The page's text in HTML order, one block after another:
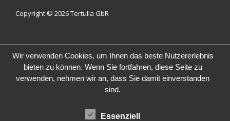
Copyright © 2026Tertulla GbR
Wir verwenden Cookies, um Ihnen das beste Nutzererlebnis
bieten zu können. Wenn Sie fortfahren, diese Seite zu
verwenden, nehmen wir an, dass Sie damit einverstanden
sind.
Essenziell